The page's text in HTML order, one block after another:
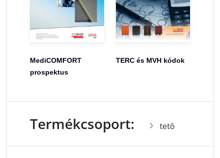
MediCOMFORT
prospektus
TERC és MVH kódok
Termékcsoport: tető